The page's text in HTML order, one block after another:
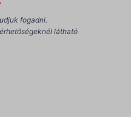
fogadni.
látható